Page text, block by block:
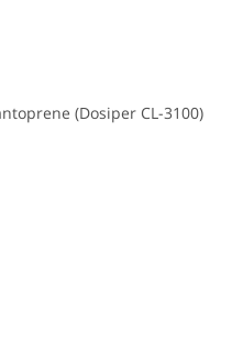
(Dosiper CL-3100)